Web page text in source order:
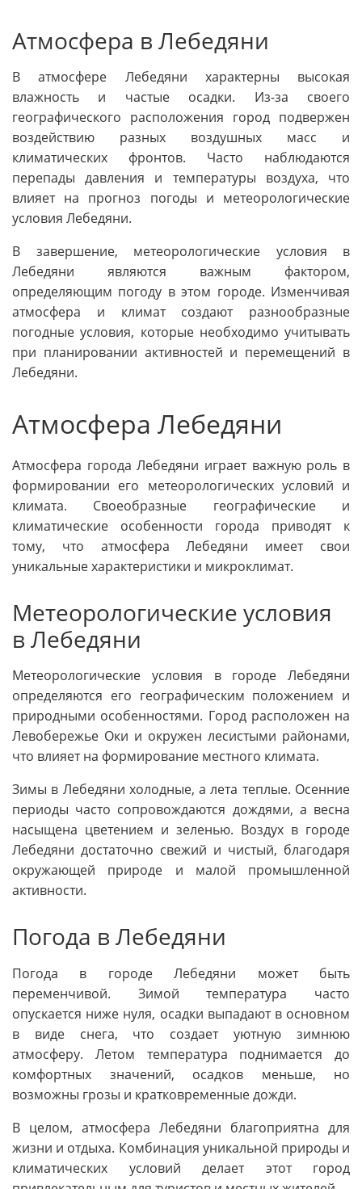
Атмосфера в Лебедяни
В атмосфере Лебедяни характерны высокая
влажность и частые осадки. Из-за своего
географического расположения город подвержен
воздействию разных воздушных масс и
климатических фронтов. Часто наблюдаются
перепады давления и температуры воздуха, что
влияет на прогноз погоды и метеорологические
условия Лебедяни.
В завершение, метеорологические условия в
Лебедяни являются важным фактором,
определяющим погоду в этом городе. Изменчивая
атмосфера и климат создают разнообразные
погодные условия, которые необходимо учитывать
при планировании активностей и перемещений в
Лебедяни.
Атмосфера Лебедяни
Атмосфера города Лебедяни играет важную роль в
формировании его метеорологических условий и
климата. Своеобразные географические и
климатические особенности города приводят к
тому, что атмосфера Лебедяни имеет свои
уникальные характеристики и микроклимат.
Метеорологические условия
в Лебедяни
Метеорологические условия в городе Лебедяни
определяются его географическим положением и
природными особенностями. Город расположен на
Левобережье Оки и окружен лесистыми районами,
что влияет на формирование местного климата.
Зимы в Лебедяни холодные, а лета теплые. Осенние
периоды часто сопровождаются дождями, а весна
насыщена цветением и зеленью. Воздух в городе
Лебедяни достаточно свежий и чистый, благодаря
окружающей природе и малой промышленной
активности.
Погода в Лебедяни
Погода в городе Лебедяни может быть
переменчивой. Зимой температура часто
опускается ниже нуля, осадки выпадают в основном
в виде снега, что создает уютную зимнюю
атмосферу. Летом температура поднимается до
комфортных значений, осадков меньше, но
возможны грозы и кратковременные дожди.
В целом, атмосфера Лебедяни благоприятна для
жизни и отдыха. Комбинация уникальной природы и
климатических условий делает этот город